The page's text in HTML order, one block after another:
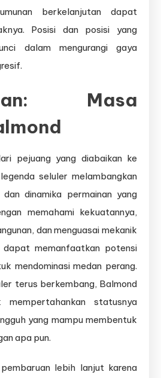
berkelanjutan dapat
Posisi dan posisi yang
dalam mengurangi gaya
Masa
pejuang yang diabaikan ke
seluler melambangkan
dinamika permainan yang
memahami kekuatannya,
dan menguasai mekanik
dapat memanfaatkan potensi
mendominasi medan perang.
terus berkembang, Balmond
statusnya
yang mampu membentuk
apa pun.
lebih lanjut karena